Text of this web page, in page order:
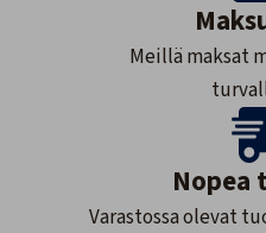
Meillä maksat
Nopea
Varastossa olevat